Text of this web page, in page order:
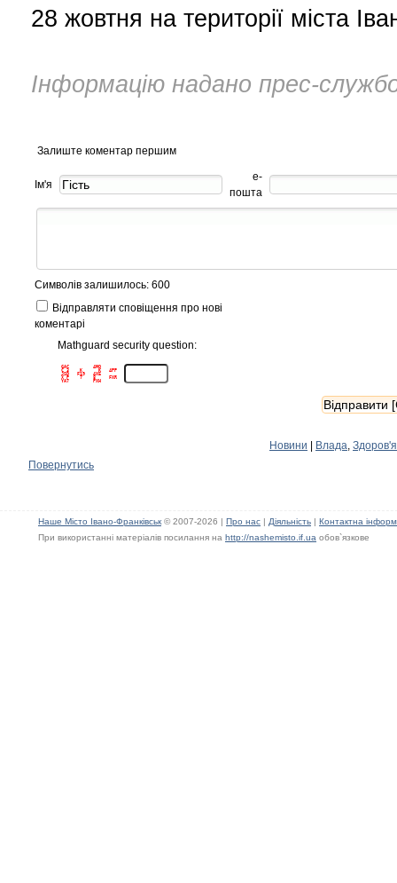
28 жовтня на території міста
Інформацію надано прес-
Залиште коментар першим
Ім'я
е-
пошта
Символів залишилось: 600
Відправляти сповіщення про нові
коментарі
Mathguard security question:
GAC         4MQ
C 3    K      K   4PP
JSD   F19   4XE
X P    7    8     FXR
Новини Влада, Здоров'я
Повернутись
Наше Місто Івано-Франківськ © 2007-2026 | Про нас | Діяльність | Контактна
При використанні матеріалів посилання на http://nashemisto.if.ua обов`язкове